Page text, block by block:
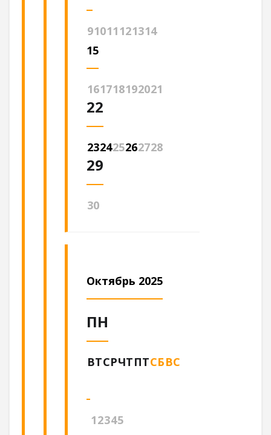
91011121314
15
161718192021
22
232425262728
29
30
Октябрь 2025
ПН
ВТСРЧТПТСБВС
12345